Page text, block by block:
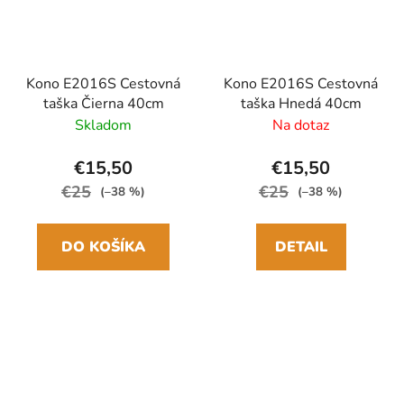
Kono E2016S Cestovná
taška Čierna 40cm
Skladom
€15,50
€25 (–38 %)
DO KOŠÍKA
Kono E2016S Cestovná
taška Hnedá 40cm
Na dotaz
€15,50
€25 (–38 %)
DETAIL